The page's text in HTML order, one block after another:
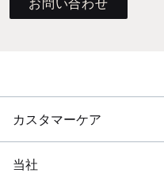
お問い合わせ
カスタマーケア
当社